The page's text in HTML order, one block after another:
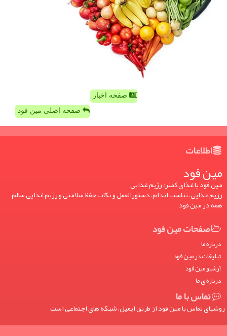
صفحه اخبار
صفحه اصلی مین فود
اطلاعات
مین فود
مین فود یا غذای کمتر: رژیم غذایی
رژیم غذایی، تناسب اندام، دستورالعمل و نکات حفظ سلامتی و رژیم غذایی سالم
همه در مین فود
صفحات مین فود
درباره ما
تبلیغات در مین فود
آرشیو مین فود
درباره ی ما
تماس با ما
روشهای تماس با مین فود از طریق ایمیل، شبکه های اجتماعی است